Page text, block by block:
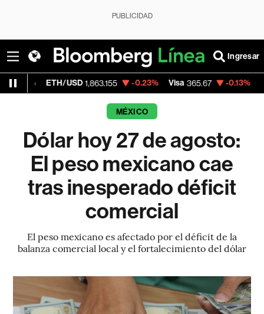
PUBLICIDAD
Ingresar
ETH/USD 1,863.155 -0.23% Visa 365.67 -0.13%
MÉXICO
Dólar hoy 27 de agosto:
El peso mexicano cae
tras inesperado déficit
comercial
El peso mexicano es afectado por el déficit de la
balanza comercial local y el fortalecimiento del dólar